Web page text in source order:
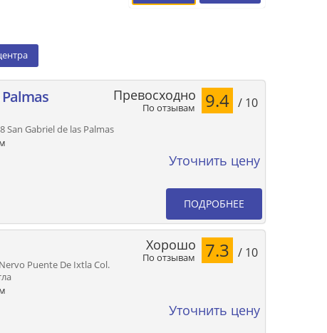
San Gabriel de las Palmas
По отзывам
Превосходно 9.4 / 10
Уточнить цену
ПОДРОБНЕЕ
Puente De Ixtla Col.
По отзывам
Хорошо 7.3 / 10
Уточнить цену